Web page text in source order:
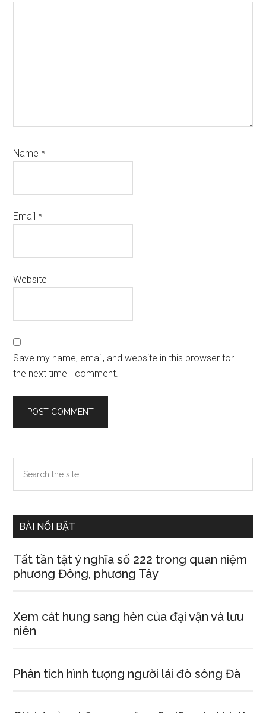
Name*
Email*
Website
Save my name, email, and website in this browser for
the next time I comment.
Primary
Sidebar
the
BÀI NỔI BẬT
Tất tần tật ý nghĩa số 222 trong quan niệm
phương Đông, phương Tây
Xem cát hung sang hèn của đại vận và lưu
niên
Phân tích hình tượng người lái đò sông Đà